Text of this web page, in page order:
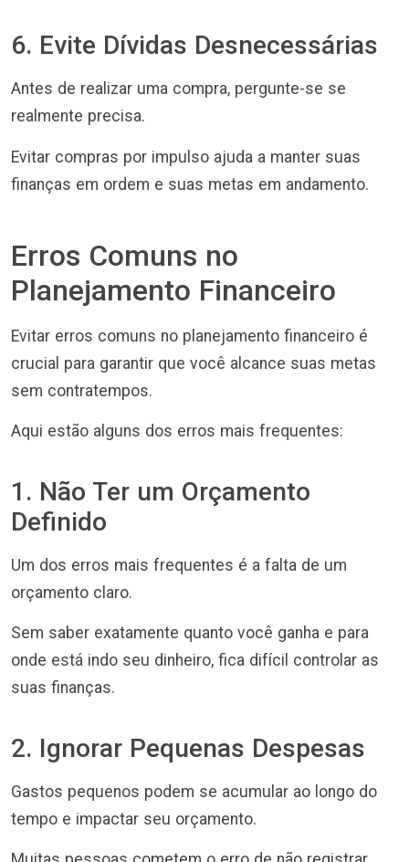
6. Evite Dívidas Desnecessárias
Antes de realizar uma compra, pergunte-se se
realmente precisa.
Evitar compras por impulso ajuda a manter suas
finanças em ordem e suas metas em andamento.
Erros Comuns no
Planejamento Financeiro
Evitar erros comuns no planejamento financeiro é
crucial para garantir que você alcance suas metas
sem contratempos.
Aqui estão alguns dos erros mais frequentes:
1. Não Ter um Orçamento
Definido
Um dos erros mais frequentes é a falta de um
orçamento claro.
Sem saber exatamente quanto você ganha e para
onde está indo seu dinheiro, fica difícil controlar as
suas finanças.
2. Ignorar Pequenas Despesas
Gastos pequenos podem se acumular ao longo do
tempo e impactar seu orçamento.